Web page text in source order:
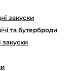
закуски
та бутерброди
закуски